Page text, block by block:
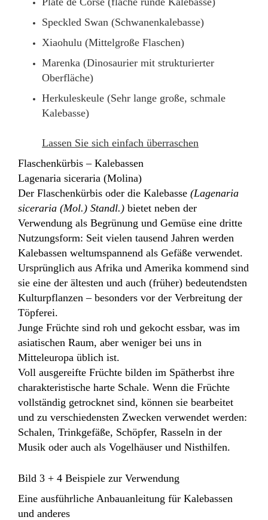
Speckled Swan (Schwanenkalebasse)
Xiaohulu (Mittelgroße Flaschen)
Marenka (Dinosaurier mit strukturierter
Oberfläche)
Herkuleskeule (Sehr lange große, schmale
Kalebasse)
Lassen Sie sich einfach überraschen
Flaschenkürbis – Kalebassen
Lagenaria siceraria (Molina)
Der Flaschenkürbis oder die Kalebasse (Lagenaria
siceraria (Mol.) Standl.) bietet neben der
Verwendung als Begrünung und Gemüse eine dritte
Nutzungsform: Seit vielen tausend Jahren werden
Kalebassen weltumspannend als Gefäße verwendet.
Ursprünglich aus Afrika und Amerika kommend sind
sie eine der ältesten und auch (früher) bedeutendsten
Kulturpflanzen – besonders vor der Verbreitung der
Töpferei.
Junge Früchte sind roh und gekocht essbar, was im
asiatischen Raum, aber weniger bei uns in
Mitteleuropa üblich ist.
Voll ausgereifte Früchte bilden im Spätherbst ihre
charakteristische harte Schale. Wenn die Früchte
vollständig getrocknet sind, können sie bearbeitet
und zu verschiedensten Zwecken verwendet werden:
Schalen, Trinkgefäße, Schöpfer, Rasseln in der
Musik oder auch als Vogelhäuser und Nisthilfen.
Bild 3 + 4 Beispiele zur Verwendung
Eine ausführliche Anbauanleitung für Kalebassen
und anderes